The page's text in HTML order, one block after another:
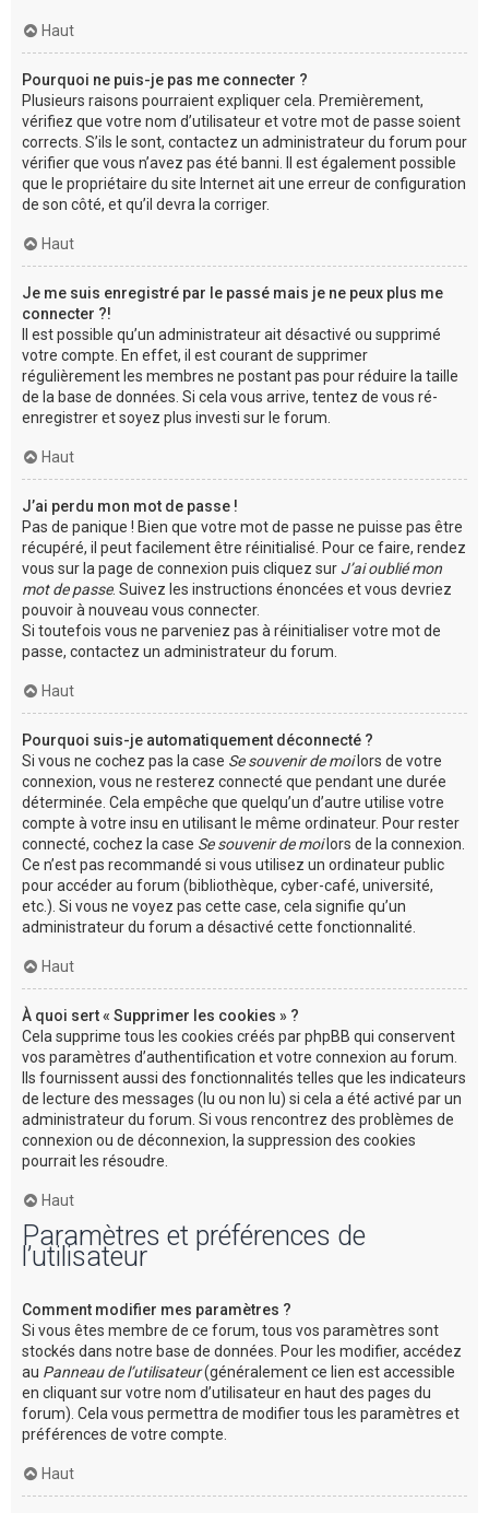
Haut
Pourquoi ne puis-je pas me connecter ?
Plusieurs raisons pourraient expliquer cela. Premièrement,
vérifiez que votre nom d’utilisateur et votre mot de passe soient
corrects. S’ils le sont, contactez un administrateur du forum pour
vérifier que vous n’avez pas été banni. Il est également possible
que le propriétaire du site Internet ait une erreur de configuration
de son côté, et qu’il devra la corriger.
Haut
Je me suis enregistré par le passé mais je ne peux plus me
connecter ?!
Il est possible qu’un administrateur ait désactivé ou supprimé
votre compte. En effet, il est courant de supprimer
régulièrement les membres ne postant pas pour réduire la taille
de la base de données. Si cela vous arrive, tentez de vous ré-
enregistrer et soyez plus investi sur le forum.
Haut
J’ai perdu mon mot de passe !
Pas de panique ! Bien que votre mot de passe ne puisse pas être
récupéré, il peut facilement être réinitialisé. Pour ce faire, rendez
vous sur la page de connexion puis cliquez sur J’ai oublié mon
mot de passe. Suivez les instructions énoncées et vous devriez
pouvoir à nouveau vous connecter.
Si toutefois vous ne parveniez pas à réinitialiser votre mot de
passe, contactez un administrateur du forum.
Haut
Pourquoi suis-je automatiquement déconnecté ?
Si vous ne cochez pas la case Se souvenir de moilors de votre
connexion, vous ne resterez connecté que pendant une durée
déterminée. Cela empêche que quelqu’un d’autre utilise votre
compte à votre insu en utilisant le même ordinateur. Pour rester
connecté, cochez la case Se souvenir de moilors de la connexion.
Ce n’est pas recommandé si vous utilisez un ordinateur public
pour accéder au forum (bibliothèque, cyber-café, université,
etc.). Si vous ne voyez pas cette case, cela signifie qu’un
administrateur du forum a désactivé cette fonctionnalité.
Haut
À quoi sert « Supprimer les cookies » ?
Cela supprime tous les cookies créés par phpBB qui conservent
vos paramètres d’authentification et votre connexion au forum.
Ils fournissent aussi des fonctionnalités telles que les indicateurs
de lecture des messages (lu ou non lu) si cela a été activé par un
administrateur du forum. Si vous rencontrez des problèmes de
connexion ou de déconnexion, la suppression des cookies
pourrait les résoudre.
Haut
Paramètres et préférences de
l’utilisateur
Comment modifier mes paramètres ?
Si vous êtes membre de ce forum, tous vos paramètres sont
stockés dans notre base de données. Pour les modifier, accédez
au Panneau de l’utilisateur(généralement ce lien est accessible
en cliquant sur votre nom d’utilisateur en haut des pages du
forum). Cela vous permettra de modifier tous les paramètres et
préférences de votre compte.
Haut